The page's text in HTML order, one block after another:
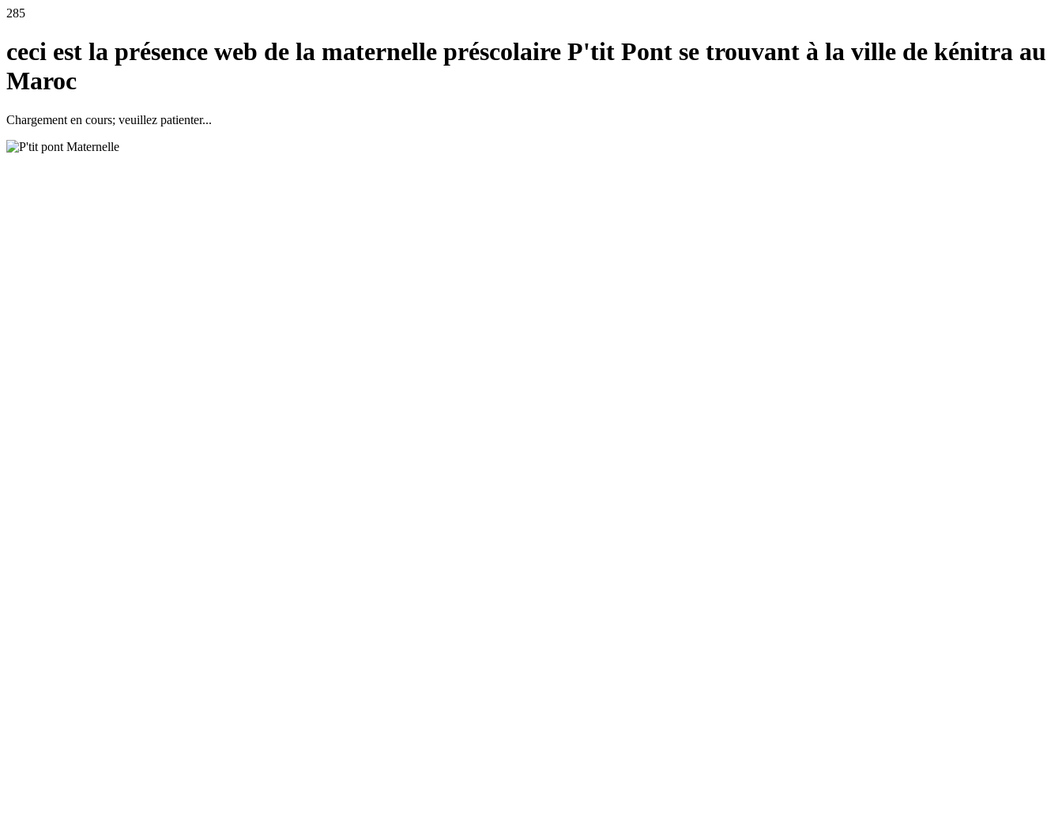
285
ceci est la présence web de la maternelle préscolaire P'tit Pont se trouvant à la ville de kénitra au
Maroc
Chargement en cours; veuillez patienter...